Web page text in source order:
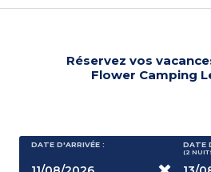
Réservez vos
Flower Camping
DATE D'ARRIVÉE : DATE
(2